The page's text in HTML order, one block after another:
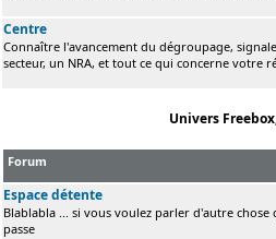
Centre
Connaître l'avancement du dégroupage,
secteur, un NRA, et tout ce qui concerne votre
Univers
Forum
Espace détente
Blablabla ... si vous voulez parler d'autre chose
passe